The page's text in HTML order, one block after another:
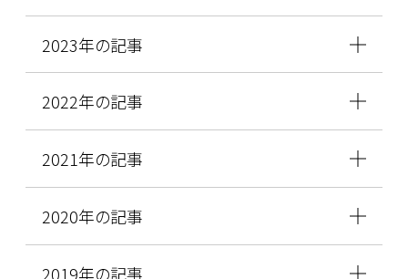
2023年の記事
2022年の記事
2021年の記事
2020年の記事
2019年の記事